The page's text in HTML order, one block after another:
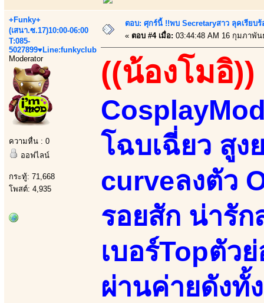
+Funky+
(เสนา.ซ.17)10:00-06:00
T:085-
5027899♥Line:funkyclub
Moderator
ความหื่น : 0
ออฟไลน์
กระทู้: 71,668
โพสต์: 4,935
ตอบ: ศุกร์นี้ !!พบ Secretaryสาว ลุคเรียบ
« ตอบ #4 เมื่อ: 03:44:48 AM 16 กุมภาพัน
((น้องโมอิ))
โฉบเฉี่ยว สูง
curveลงตัว
รอยสัก น่ารั
เบอร์Topตัว
ผ่านค่ายดังทั้